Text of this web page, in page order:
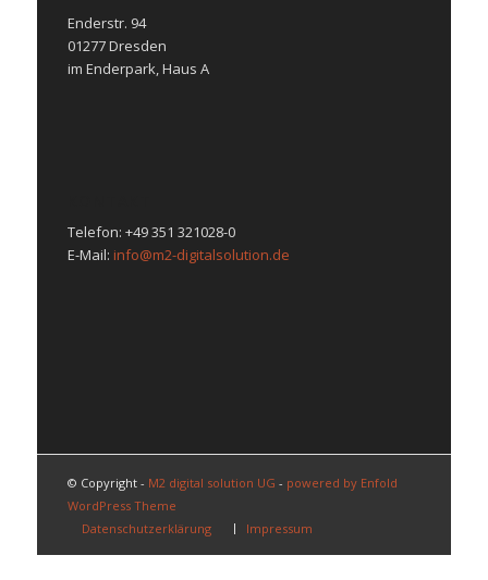
Enderstr. 94
01277 Dresden
im Enderpark, Haus A
Telefon: +49 351 321028-0
E-Mail: info@m2-digitalsolution.de
© Copyright - M2 digital solution UG - powered by Enfold
WordPress Theme
Datenschutzerklärung
Impressum